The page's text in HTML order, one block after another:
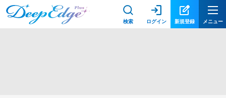
検索 ログイン 新規登録 メニュー